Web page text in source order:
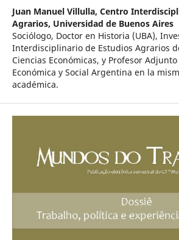
Juan Manuel Villulla, Centro
Agrarios, Universidad de Buenos Aires
Sociólogo, Doctor en Historia (UBA),
Interdisciplinario de Estudios Agrarios
Ciencias Económicas, y Profesor
Económica y Social Argentina en la
académica.